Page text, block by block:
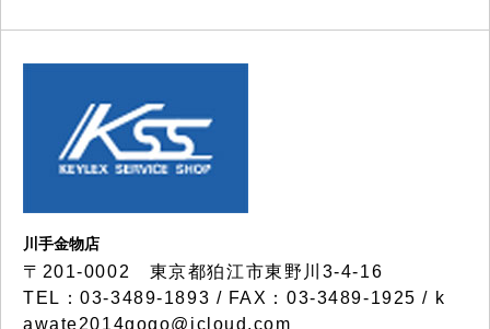
川手金物店
〒201-0002 東京都狛江市東野川3-4-16
TEL：03-3489-1893 / FAX：03-3489-1925 / k
awate2014gogo@icloud.com